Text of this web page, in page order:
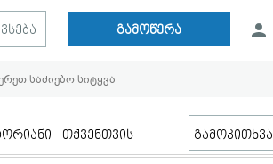
გამოწერა
თქვენთვის გამოკითხვა